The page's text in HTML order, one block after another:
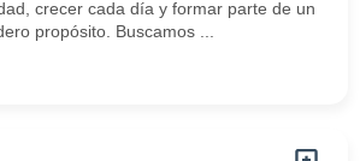
crecer cada día y formar parte de un
propósito. Buscamos ...